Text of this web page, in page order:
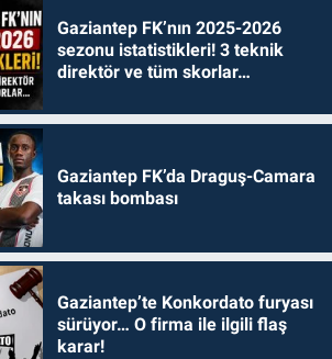
Gaziantep FK’nın 2025-2026
sezonu istatistikleri! 3 teknik
direktör ve tüm skorlar…
Gaziantep FK’da Draguş-Camara
takası bombası
Gaziantep’te Konkordato furyası
sürüyor… O firma ile ilgili flaş
karar!